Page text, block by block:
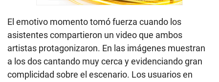
El emotivo momento tomó fuerza cuando los
asistentes compartieron un video que ambos
artistas protagonizaron. En las imágenes muestran
a los dos cantando muy cerca y evidenciando gran
complicidad sobre el escenario. Los usuarios en